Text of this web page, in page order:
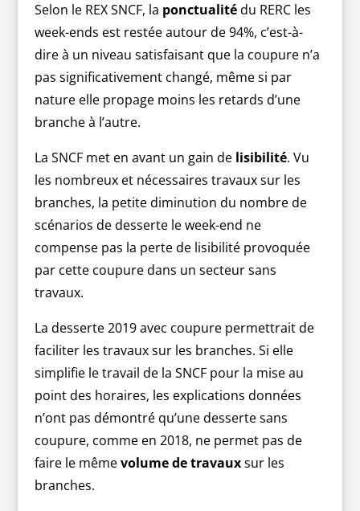
Selon le REX SNCF, la ponctualitédu RERC les
week-ends est restée autour de 94%, c’est-à-
dire à un niveau satisfaisant que la coupure n’a
pas significativement changé, même si par
nature elle propage moins les retards d’une
branche à l’autre.
La SNCF met en avant un gain de lisibilité. Vu
les nombreux et nécessaires travaux sur les
branches, la petite diminution du nombre de
scénarios de desserte le week-end ne
compense pas la perte de lisibilité provoquée
par cette coupure dans un secteur sans
travaux.
La desserte 2019 avec coupure permettrait de
faciliter les travaux sur les branches. Si elle
simplifie le travail de la SNCF pour la mise au
point des horaires, les explications données
n’ont pas démontré qu’une desserte sans
coupure, comme en 2018, ne permet pas de
faire le mêmevolume de travauxsur les
branches.